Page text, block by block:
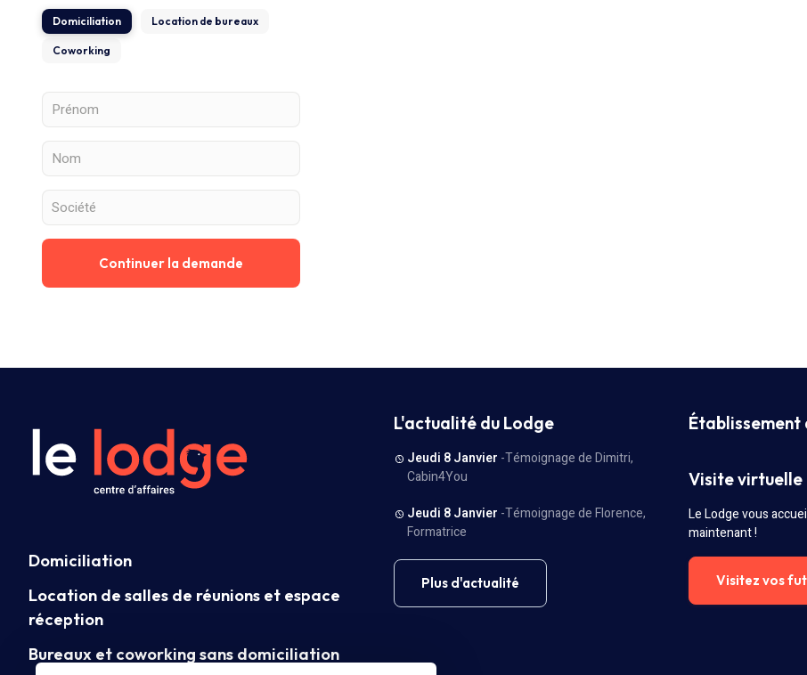
Domiciliation Location de bureaux
Coworking
Continuer la demande
Domiciliation
Location de salles de réunions et espace
réception
Bureaux et coworking sans domiciliation
L'actualité du Lodge
Jeudi 8 Janvier -Témoignage de Dimitri,
Cabin4You
Jeudi 8 Janvier -Témoignage de Florence,
Formatrice
Plus d'actualité
Établissement
Visite virtuelle
Le Lodge vous
maintenant !
Visitez vos